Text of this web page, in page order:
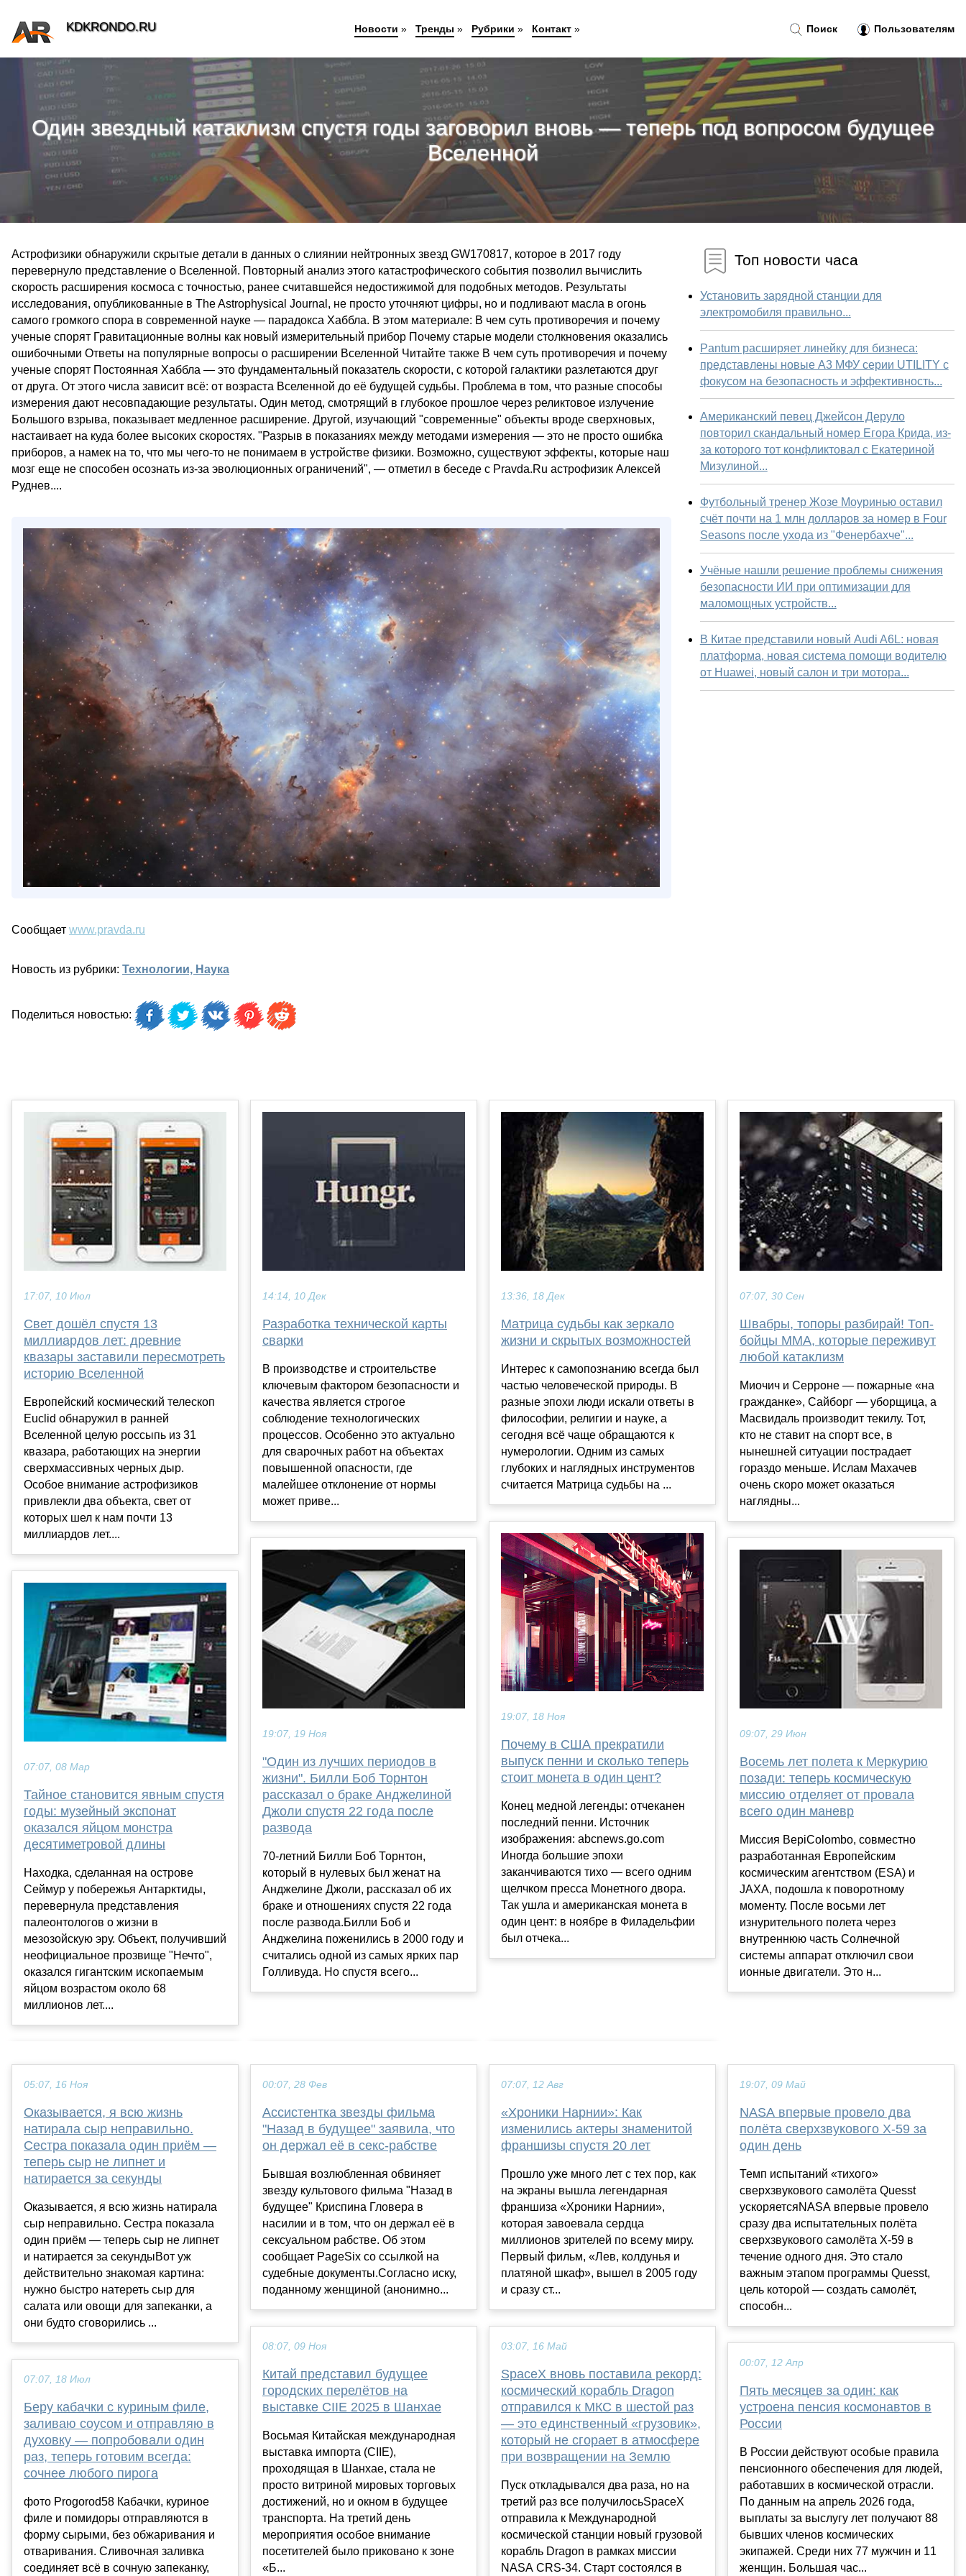
Один звездный катаклизм спустя годы заговорил вновь — теперь под вопросом будущее
Вселенной
Астрофизики обнаружили скрытые детали в данных о слиянии нейтронных звезд GW170817, которое в 2017 году
перевернуло представление о Вселенной. Повторный анализ этого катастрофического события позволил вычислить
скорость расширения космоса с точностью, ранее считавшейся недостижимой для подобных методов. Результаты
исследования, опубликованные в The Astrophysical Journal, не просто уточняют цифры, но и подливают масла в огонь
самого громкого спора в современной науке — парадокса Хаббла. В этом материале: В чем суть противоречия и почему
ученые спорят Гравитационные волны как новый измерительный прибор Почему старые модели столкновения оказались
ошибочными Ответы на популярные вопросы о расширении Вселенной Читайте также В чем суть противоречия и почему
ученые спорят Постоянная Хаббла — это фундаментальный показатель скорости, с которой галактики разлетаются друг
от друга. От этого числа зависит всё: от возраста Вселенной до её будущей судьбы. Проблема в том, что разные способы
измерения дают несовпадающие результаты. Один метод, смотрящий в глубокое прошлое через реликтовое излучение
Большого взрыва, показывает медленное расширение. Другой, изучающий "современные" объекты вроде сверхновых,
настаивает на куда более высоких скоростях. "Разрыв в показаниях между методами измерения — это не просто ошибка
приборов, а намек на то, что мы чего-то не понимаем в устройстве физики. Возможно, существуют эффекты, которые наш
мозг еще не способен осознать из-за эволюционных ограничений", — отметил в беседе с Pravda.Ru астрофизик Алексей
Руднев....
Сообщает www.pravda.ru
Новость из рубрики: Технологии, Наука
Поделиться новостью:
Топ новости часа
Установить зарядной станции для
электромобиля правильно...
Pantum расширяет линейку для бизнеса:
представлены новые А3 МФУ серии UTILITY с
фокусом на безопасность и эффективность...
Американский певец Джейсон Деруло
повторил скандальный номер Егора Крида, из-
за которого тот конфликтовал с Екатериной
Мизулиной...
Футбольный тренер Жозе Моуринью оставил
счёт почти на 1 млн долларов за номер в Four
Seasons после ухода из "Фенербахче"...
Учёные нашли решение проблемы снижения
безопасности ИИ при оптимизации для
маломощных устройств...
В Китае представили новый Audi A6L: новая
платформа, новая система помощи водителю
от Huawei, новый салон и три мотора...
17:07, 10 Июл
Свет дошёл спустя 13
миллиардов лет: древние
квазары заставили пересмотреть
историю Вселенной
Европейский космический телескоп
Euclid обнаружил в ранней
Вселенной целую россыпь из 31
квазара, работающих на энергии
сверхмассивных черных дыр.
Особое внимание астрофизиков
привлекли два объекта, свет от
которых шел к нам почти 13
миллиардов лет....
07:07, 08 Мар
Тайное становится явным спустя
годы: музейный экспонат
оказался яйцом монстра
десятиметровой длины
Находка, сделанная на острове
Сеймур у побережья Антарктиды,
перевернула представления
палеонтологов о жизни в
мезозойскую эру. Объект, получивший
неофициальное прозвище "Нечто",
оказался гигантским ископаемым
яйцом возрастом около 68
миллионов лет....
14:14, 10 Дек
Разработка технической карты
сварки
В производстве и строительстве
ключевым фактором безопасности и
качества является строгое
соблюдение технологических
процессов. Особенно это актуально
для сварочных работ на объектах
повышенной опасности, где
малейшее отклонение от нормы
может приве...
19:07, 19 Ноя
"Один из лучших периодов в
жизни". Билли Боб Торнтон
рассказал о браке Анджелиной
Джоли спустя 22 года после
развода
70-летний Билли Боб Торнтон,
который в нулевых был женат на
Анджелине Джоли, рассказал об их
браке и отношениях спустя 22 года
после развода.Билли Боб и
Анджелина поженились в 2000 году и
считались одной из самых ярких пар
Голливуда. Но спустя всего...
13:36, 18 Дек
Матрица судьбы как зеркало
жизни и скрытых возможностей
Интерес к самопознанию всегда был
частью человеческой природы. В
разные эпохи люди искали ответы в
философии, религии и науке, а
сегодня всё чаще обращаются к
нумерологии. Одним из самых
глубоких и наглядных инструментов
считается Матрица судьбы на ...
19:07, 18 Ноя
Почему в США прекратили
выпуск пенни и сколько теперь
стоит монета в один цент?
Конец медной легенды: отчеканен
последний пенни. Источник
изображения: abcnews.go.com
Иногда большие эпохи
заканчиваются тихо — всего одним
щелчком пресса Монетного двора.
Так ушла и американская монета в
один цент: в ноябре в Филадельфии
был отчека...
07:07, 30 Сен
Швабры, топоры разбирай! Топ-
бойцы ММА, которые переживут
любой катаклизм
Миочич и Серроне — пожарные «на
гражданке», Сайборг — уборщица, а
Масвидаль производит текилу. Тот,
кто не ставит на спорт все, в
нынешней ситуации пострадает
гораздо меньше. Ислам Махачев
очень скоро может оказаться
наглядны...
09:07, 29 Июн
Восемь лет полета к Меркурию
позади: теперь космическую
миссию отделяет от провала
всего один маневр
Миссия BepiColombo, совместно
разработанная Европейским
космическим агентством (ESA) и
JAXA, подошла к поворотному
моменту. После восьми лет
изнурительного полета через
внутреннюю часть Солнечной
системы аппарат отключил свои
ионные двигатели. Это н...
05:07, 16 Ноя
Оказывается, я всю жизнь
натирала сыр неправильно.
Сестра показала один приём —
теперь сыр не липнет и
натирается за секунды
Оказывается, я всю жизнь натирала
сыр неправильно. Сестра показала
один приём — теперь сыр не липнет
и натирается за секундыВот уж
действительно знакомая картина:
нужно быстро натереть сыр для
салата или овощи для запеканки, а
они будто сговорились ...
07:07, 18 Июл
Беру кабачки с куриным филе,
заливаю соусом и отправляю в
духовку — попробовали один
раз, теперь готовим всегда:
сочнее любого пирога
фото Progorod58 Кабачки, куриное
филе и помидоры отправляются в
форму сырыми, без обжаривания и
отваривания. Сливочная заливка
соединяет всё в сочную запеканку,
00:07, 28 Фев
Ассистентка звезды фильма
"Назад в будущее" заявила, что
он держал её в секс-рабстве
Бывшая возлюбленная обвиняет
звезду культового фильма "Назад в
будущее" Криспина Гловера в
насилии и в том, что он держал её в
сексуальном рабстве. Об этом
сообщает PageSix со ссылкой на
судебные документы.Согласно иску,
поданному женщиной (анонимно...
08:07, 09 Ноя
Китай представил будущее
городских перелётов на
выставке CIIE 2025 в Шанхае
Восьмая Китайская международная
выставка импорта (CIIE),
проходящая в Шанхае, стала не
просто витриной мировых торговых
достижений, но и окном в будущее
транспорта. На третий день
мероприятия особое внимание
посетителей было приковано к зоне
«Б...
07:07, 12 Авг
«Хроники Нарнии»: Как
изменились актеры знаменитой
франшизы спустя 20 лет
Прошло уже много лет с тех пор, как
на экраны вышла легендарная
франшиза «Хроники Нарнии»,
которая завоевала сердца
миллионов зрителей по всему миру.
Первый фильм, «Лев, колдунья и
платяной шкаф», вышел в 2005 году
и сразу ст...
03:07, 16 Май
SpaceX вновь поставила рекорд:
космический корабль Dragon
отправился к МКС в шестой раз
— это единственный «грузовик»,
который не сгорает в атмосфере
при возвращении на Землю
Пуск откладывался два раза, но на
третий раз все получилосьSpaceX
отправила к Международной
космической станции новый грузовой
корабль Dragon в рамках миссии
NASA CRS-34. Старт состоялся в
19:07, 09 Май
NASA впервые провело два
полёта сверхзвукового X-59 за
один день
Темп испытаний «тихого»
сверхзвукового самолёта Quesst
ускоряетсяNASA впервые провело
сразу два испытательных полёта
сверхзвукового самолёта X-59 в
течение одного дня. Это стало
важным этапом программы Quesst,
цель которой — создать самолёт,
способн...
00:07, 12 Апр
Пять месяцев за один: как
устроена пенсия космонавтов в
России
В России действуют особые правила
пенсионного обеспечения для людей,
работавших в космической отрасли.
По данным на апрель 2026 года,
выплаты за выслугу лет получают 88
бывших членов космических
экипажей. Среди них 77 мужчин и 11
женщин. Большая час...
Поиск Пользователям
KDKRONDO.RU Новости » Тренды » Рубрики » Контакт»